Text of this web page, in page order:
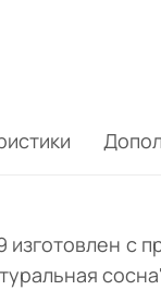
изготовлен с